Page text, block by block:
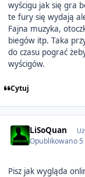
wyścigu jak się gra
te fury się wydają
Fajna muzyka,
biegów itp. Taka
do czasu pograć
wyścigów.
Cytuj
LiSoQuan
Opublikowano
Pisz jak wygląda